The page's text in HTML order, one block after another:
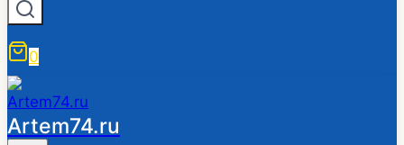
0
Artem74.ru